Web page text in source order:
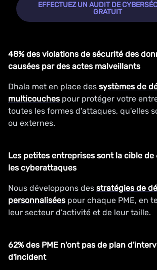
EFFECTUEZ UN AUDIT DE
GRATUIT
48% des violations de sécurité des
causées par des actes malveillants
Dhala met en place des systèmes de
multicouchespour protéger votre
toutes les formes d'attaques, qu'elles
ou externes.
Les petites entreprises sont la cible de
les cyberattaques
Nous développons des stratégies de
personnaliséespour chaque PME, en
leur secteur d'activité et de leur taille.
62% des PME n'ont pas de plan
d'incident